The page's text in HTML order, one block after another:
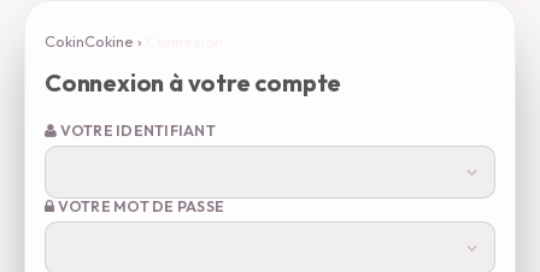
CokinCokine ›
Connexion à votre compte
VOTRE IDENTIFIANT
VOTRE MOT DE PASSE